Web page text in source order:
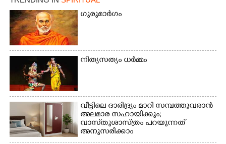
ഗുരുമാർഗം
നിത്യസത്യം ധർമ്മം
വീട്ടിലെ ദാരിദ്ര്യം മാറി സമ്പത്തുവരാൻ
അലമാര സഹായിക്കും;
വാസ്‌തുശാസ്ത്രം പറയുന്നത്
അനുസരിക്കാം